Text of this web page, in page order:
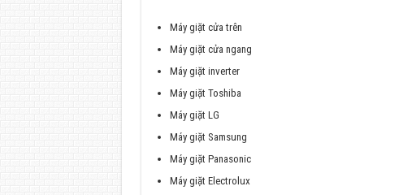
Máy giặt cửa trên
Máy giặt cửa ngang
Máy giặt inverter
Máy giặt Toshiba
Máy giặt LG
Máy giặt Samsung
Máy giặt Panasonic
Máy giặt Electrolux